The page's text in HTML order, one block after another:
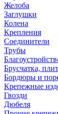
Желоба
Заглушки
Колена
Крепления
Соединители
Трубы
Брусчатка,
Бордюры и
Крепежные
Гвозди
Дюбеля